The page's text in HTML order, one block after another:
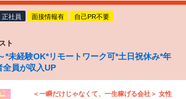
正社員 面接情報有
自己PR不要
ト
*未経験OK*リモートワーク可*土日祝休み*年
全員が収入UP
＜一瞬だけじゃなくて、一生稼げる会社＞ 女性